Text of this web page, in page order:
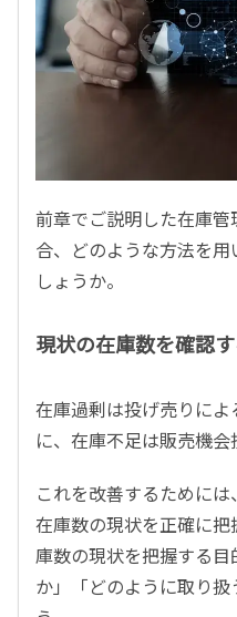
前章でご説明した在庫
合、どのような方法を
しょうか。
現状の在庫数を確認
在庫過剰は投げ売りに
に、在庫不足は販売機会
これを改善するために
在庫数の現状を正確に
庫数の現状を把握する
か」「どのように取り